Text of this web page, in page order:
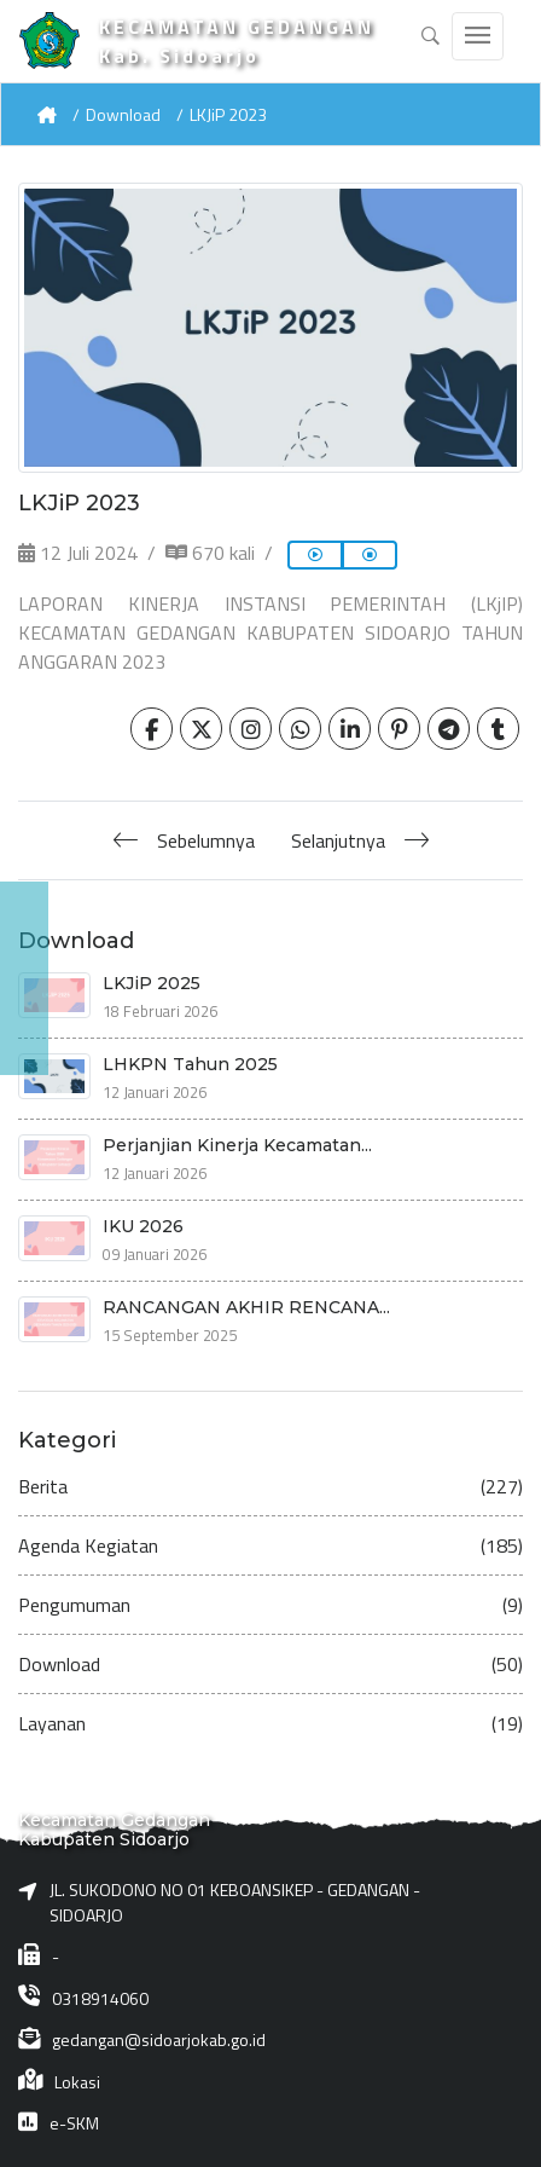
KECAMATAN GEDANGAN
Kab. Sidoarjo
Download LKJiP 2023
LKJiP 2023
12 Juli 2024
670 kali
LAPORAN KINERJA INSTANSI PEMERINTAH (LKjIP)
KECAMATAN GEDANGAN KABUPATEN SIDOARJO TAHUN
ANGGARAN 2023
Sebelumnya Selanjutnya
Download
LKJiP 2025
18 Februari 2026
LHKPN Tahun 2025
12 Januari 2026
Perjanjian Kinerja Kecamatan...
12 Januari 2026
IKU 2026
09 Januari 2026
RANCANGAN AKHIR RENCANA...
15 September 2025
Kategori
Berita (227)
Agenda Kegiatan (185)
Pengumuman (9)
Download (50)
Layanan (19)
Kecamatan Gedangan
Kabupaten Sidoarjo
JL. SUKODONO NO 01 KEBOANSIKEP - GEDANGAN -
SIDOARJO
-
0318914060
gedangan@sidoarjokab.go.id
Lokasi
e-SKM